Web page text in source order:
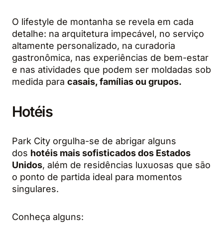
O lifestyle de montanha se revela em cada
detalhe: na arquitetura impecável, no serviço
altamente personalizado, na curadoria
gastronômica, nas experiências de bem-estar
e nas atividades que podem ser moldadas sob
medida para casais, famílias ou grupos.
Hotéis
Park City orgulha-se de abrigar alguns
dos hotéis mais sofisticados dos Estados
Unidos, além de residências luxuosas que são
o ponto de partida ideal para momentos
singulares.
Conheça alguns: